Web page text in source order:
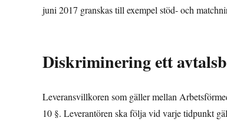
juni 2017 granskas till exempel stöd- och
Diskriminering ett
Leveransvillkoren som gäller mellan
10 §. Leverantören ska följa vid varje tidpunkt